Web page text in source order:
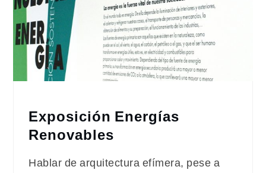
Exposición Energías
Renovables
Hablar de arquitectura efímera, pese a